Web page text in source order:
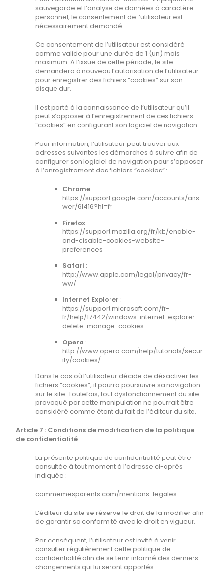
sauvegarde et l’analyse de données à caractère
personnel, le consentement de l’utilisateur est
nécessairement demandé.
Ce consentement de l’utilisateur est considéré
comme valide pour une durée de 1 (un) mois
maximum. A l’issue de cette période, le site
demandera à nouveau l’autorisation de l’utilisateur
pour enregistrer des fichiers “cookies” sur son
disque dur.
Il est porté à la connaissance de l’utilisateur qu’il
peut s’opposer à l’enregistrement de ces fichiers
“cookies” en configurant son logiciel de navigation.
Pour information, l’utilisateur peut trouver aux
adresses suivantes les démarches à suivre afin de
configurer son logiciel de navigation pour s’opposer
à l’enregistrement des fichiers “cookies” :
Chrome :
https://support.google.com/accounts/ans
wer/61416?hl=fr
Firefox :
https://support.mozilla.org/fr/kb/enable-
and-disable-cookies-website-
preferences
Safari :
http://www.apple.com/legal/privacy/fr-
ww/
Internet Explorer :
https://support.microsoft.com/fr-
fr/help/17442/windows-internet-explorer-
delete-manage-cookies
Opera :
http://www.opera.com/help/tutorials/secur
ity/cookies/
Dans le cas où l’utilisateur décide de désactiver les
fichiers “cookies”, il pourra poursuivre sa navigation
sur le site. Toutefois, tout dysfonctionnement du site
provoqué par cette manipulation ne pourrait être
considéré comme étant du fait de l’éditeur du site.
Article 7 : Conditions de modification de la politique
de confidentialité
La présente politique de confidentialité peut être
consultée à tout moment à l’adresse ci-après
indiquée :
commemesparents.com/mentions-legales
L’éditeur du site se réserve le droit de la modifier afin
de garantir sa conformité avec le droit en vigueur.
Par conséquent, l’utilisateur est invité à venir
consulter régulièrement cette politique de
confidentialité afin de se tenir informé des derniers
changements qui lui seront apportés.